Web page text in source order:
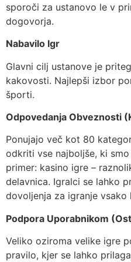
sporoči za ustanovo le v
dogovorja.
Nabavilo Igr
Glavni cilj ustanove je
kakovosti. Najlepši izbor
športi.
Odpovedanja Obveznosti
Ponujajo več kot 80
odkriti vse najboljše, ki
primer: kasino igre –
delavnica. Igralci se lahko
dovoljenja za igranje
Podpora Uporabnikom
Veliko oziroma velike igre
pravilo, kjer se lahko